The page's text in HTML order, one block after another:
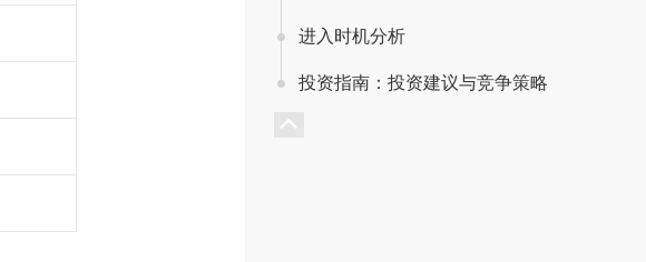
进入时机分析
投资指南：投资建议与竞争策略